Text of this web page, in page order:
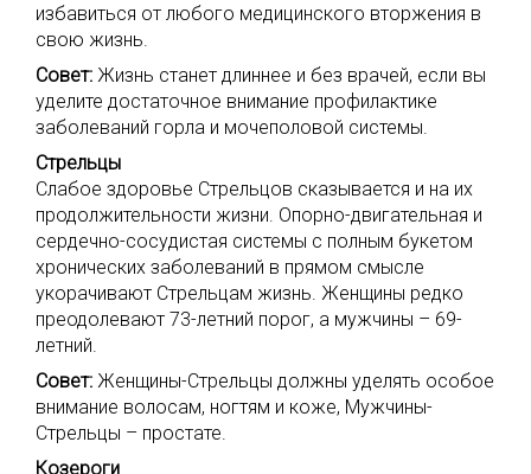
избавиться от любого медицинского вторжения в
свою жизнь.
Совет: Жизнь станет длиннее и без врачей, если вы
уделите достаточное внимание профилактике
заболеваний горла и мочеполовой системы.
Стрельцы
Слабое здоровье Стрельцов сказывается и на их
продолжительности жизни. Опорно-двигательная и
сердечно-сосудистая системы с полным букетом
хронических заболеваний в прямом смысле
укорачивают Стрельцам жизнь. Женщины редко
преодолевают 73-летний порог, а мужчины – 69-
летний.
Совет: Женщины-Стрельцы должны уделять особое
внимание волосам, ногтям и коже, Мужчины-
Стрельцы – простате.
Козероги